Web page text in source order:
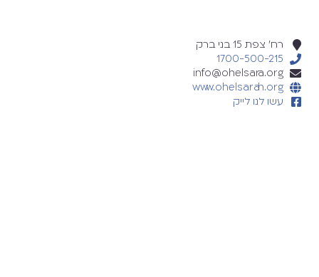
רח' צפת 15 בני ברק
1700-500-215
info@ohelsara.org
www.ohelsarah.org
עשו לנו לייק